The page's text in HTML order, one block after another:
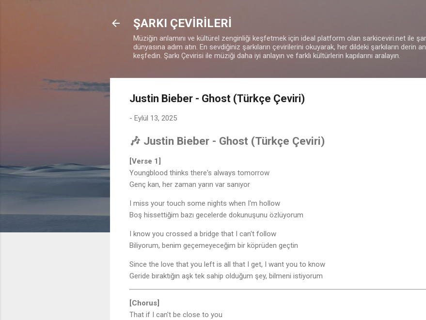
ŞARKI ÇEVİRİLERİ
Müziğin anlamını ve kültürel zenginliği keşfetmek için ideal platform olan sarkiceviri.net ile
dünyasına adım atın. En sevdiğiniz şarkıların çevirilerini okuyarak, her dildeki şarkıların derin
keşfedin. Şarkı Çevirisi ile müziği daha iyi anlayın ve farklı kültürlerin kapılarını aralayın.
Justin Bieber - Ghost (Türkçe Çeviri)
- Eylül 13, 2025
🎶 Justin Bieber - Ghost (Türkçe Çeviri)
[Verse 1]
Youngblood thinks there's always tomorrow
Genç kan, her zaman yarın var sanıyor
I miss your touch some nights when I'm hollow
Boş hissettiğim bazı gecelerde dokunuşunu özlüyorum
I know you crossed a bridge that I can't follow
Biliyorum, benim geçemeyeceğim bir köprüden geçtin
Since the love that you left is all that I get, I want you to know
Geride bıraktığın aşk tek sahip olduğum şey, bilmeni istiyorum
[Chorus]
That if I can't be close to you